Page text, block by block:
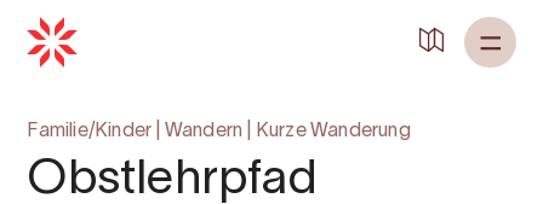
Familie/Kinder Wandern Kurze Wanderung
Obstlehrpfad